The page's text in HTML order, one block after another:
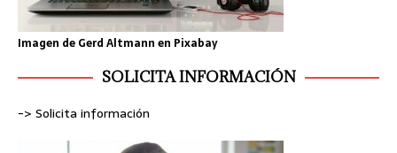
Imagen de Gerd Altmann en Pixabay
SOLICITA INFORMACIÓN
-> Solicita información